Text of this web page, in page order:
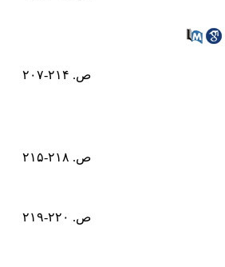
ص. ۲۱۴-۲۰۷
ص. ۲۱۸-۲۱۵
ص. ۲۲۰-۲۱۹